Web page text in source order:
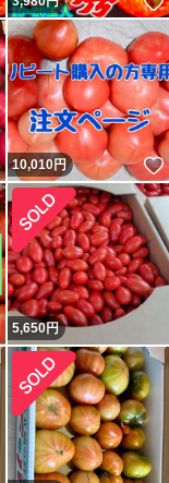
いいね！
10,010円
5,650円